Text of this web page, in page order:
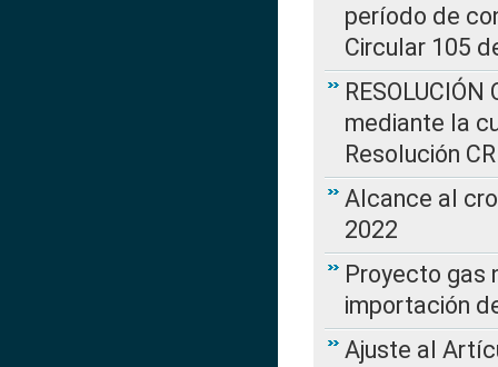
período de
Circular 105
mediante la
Resolución
Alcance al
2022
Proyecto gas
importación
Ajuste al